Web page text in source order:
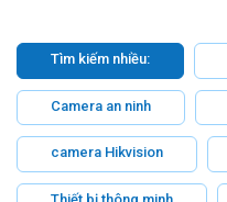
Tìm kiếm nhiều:
Camera an ninh
camera Hikvision